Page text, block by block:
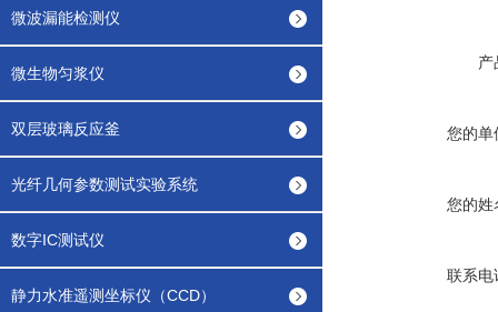
微波漏能检测仪
微生物匀浆仪
双层玻璃反应釜
光纤几何参数测试实验系统
数字IC测试仪
静力水准遥测坐标仪（CCD）
产
您的单
您的姓
联系电